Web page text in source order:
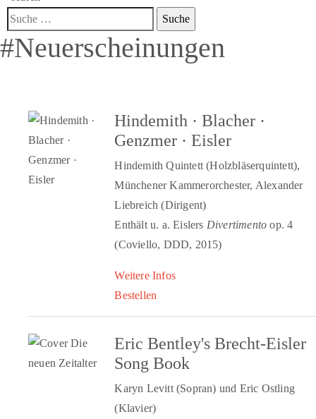
#Neuerscheinungen
Hindemith · Blacher ·
Genzmer · Eisler
Hindemith Quintett (Holzbläserquintett),
Münchener Kammerorchester, Alexander
Liebreich (Dirigent)
Enthält u. a. Eislers Divertimento op. 4
(Coviello, DDD, 2015)
Weitere Infos
Bestellen
Eric Bentley's Brecht-Eisler
Song Book
Karyn Levitt (Sopran) und Eric Ostling
(Klavier)